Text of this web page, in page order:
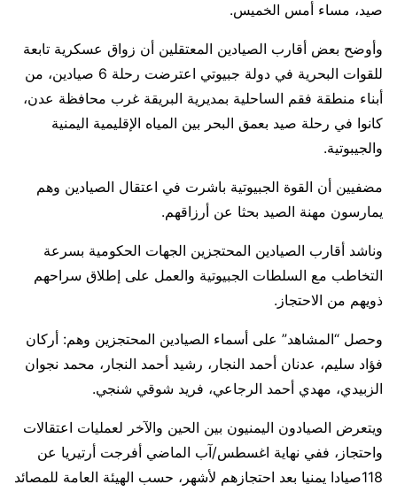
صيد، مساء أمس الخميس.
وأوضح بعض أقارب الصيادين المعتقلين أن زواق عسكرية تابعة
للقوات البحرية في دولة جبيوتي اعترضت رحلة 6 صيادين، من
أبناء منطقة فقم الساحلية بمديرية البريقة غرب محافظة عدن،
كانوا في رحلة صيد بعمق البحر بين المياه الإقليمية اليمنية
والجيبوتية.
مضفيين أن القوة الجبيوتية باشرت في اعتقال الصيادين وهم
يمارسون مهنة الصيد بحثا عن أرزاقهم.
وناشد أقارب الصيادين المحتجزين الجهات الحكومية بسرعة
التخاطب مع السلطات الجبيوتية والعمل على إطلاق سراحهم
ذويهم من الاحتجاز.
وحصل “المشاهد” على أسماء الصيادين المحتجزين وهم: أركان
فؤاد سليم، عدنان أحمد النجار، رشيد أحمد النجار، محمد نجوان
الزبيدي، مهدي أحمد الرجاعي، فريد شوقي شنجي.
ويتعرض الصيادون اليمنيون بين الحين والآخر لعمليات اعتقالات
واحتجاز، ففي نهاية اغسطس/آب الماضي أفرجت أرتيريا عن
118صيادا يمنيا بعد احتجازهم لأشهر، حسب الهيئة العامة للمصائد